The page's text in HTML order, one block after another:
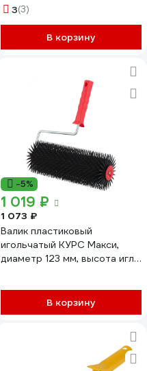
208540
3(3)
В корзину
-5%
1 019 ₽
1 073 ₽
Валик пластиковый
игольчатый КУРС Макси,
диаметр 123 мм, высота иглы
В корзину